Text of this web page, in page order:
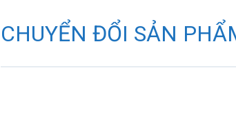
CHUYỂN ĐỔI SẢN